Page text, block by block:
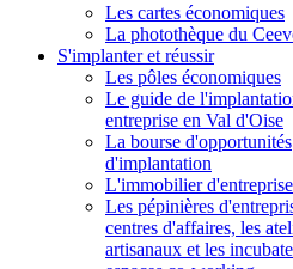
Les cartes économiques
La photothèque du
S'implanter et réussir
Les pôles économiques
Le guide de
entreprise en Val d'Oise
La bourse d'opportunités
d'implantation
L'immobilier d'entreprise
Les pépinières
centres d'affaires, les
artisanaux et les